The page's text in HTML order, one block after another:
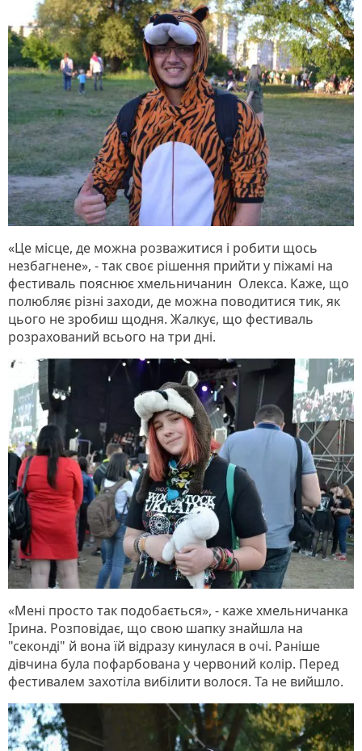
«Це місце, де можна розважитися і робити щось
незбагнене», - так своє рішення прийти у піжамі на
фестиваль пояснює хмельничанин Олекса. Каже, що
полюбляє різні заходи, де можна поводитися тик, як
цього не зробиш щодня. Жалкує, що фестиваль
розрахований всього на три дні.
«Мені просто так подобається», - каже хмельничанка
Ірина. Розповідає, що свою шапку знайшла на
"секонді" й вона їй відразу кинулася в очі. Раніше
дівчина була пофарбована у червоний колір. Перед
фестивалем захотіла вибілити волося. Та не вийшло.